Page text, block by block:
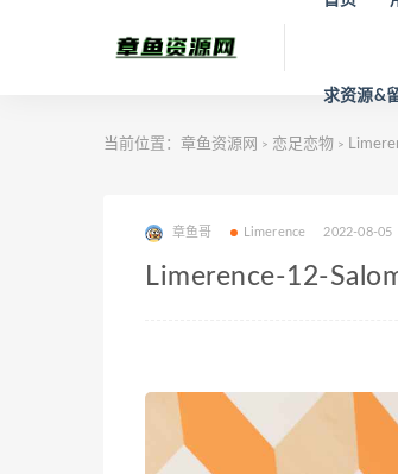
求资源&
当前位置： 章鱼资源网 > 恋足恋物 >
章鱼哥 Limerence 2022-08-05
Limerence-12-